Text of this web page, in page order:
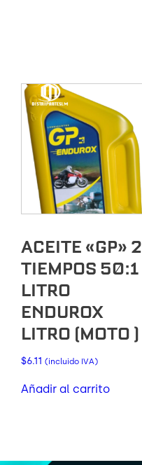
ACEITE «GP» 2
TIEMPOS 50:1
LITRO
ENDUROX
LITRO (MOTO )
$6.11 (incluido IVA)
Añadir al carrito